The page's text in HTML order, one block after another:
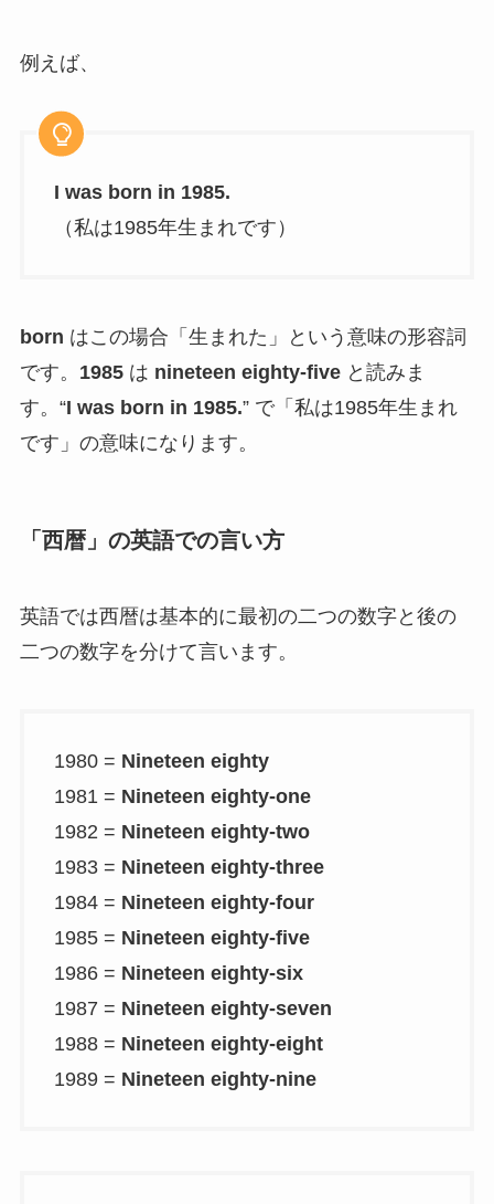
例えば、
I was born in 1985.
（私は1985年生まれです）
born はこの場合「生まれた」という意味の形容詞
です。 1985は nineteen eighty-fiveと読みま
す。“I was born in 1985.” で「私は1985年生まれ
です」の意味になります。
「西暦」の英語での言い方
英語では西暦は基本的に最初の二つの数字と後の
二つの数字を分けて言います。
1980 = Nineteen eighty
1981 = Nineteen eighty-one
1982 = Nineteen eighty-two
1983 = Nineteen eighty-three
1984 = Nineteen eighty-four
1985 = Nineteen eighty-five
1986 = Nineteen eighty-six
1987 = Nineteen eighty-seven
1988 = Nineteen eighty-eight
1989 = Nineteen eighty-nine